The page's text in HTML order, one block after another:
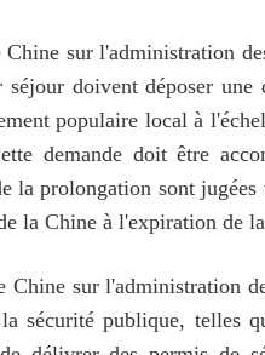
sur l'administration
doivent déposer
populaire local à
demande doit être
la prolongation sont
la Chine à l'expiration de
sur l'administration
sécurité publique, telles